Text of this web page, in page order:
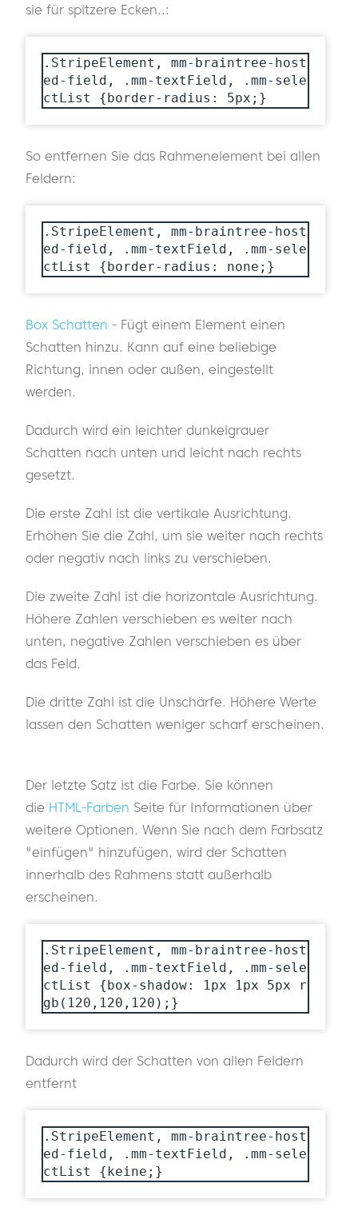
sie für spitzere Ecken..:
.StripeElement, mm-braintree-host
ed-field, .mm-textField, .mm-sele
ctList {border-radius: 5px;}
So entfernen Sie das Rahmenelement bei allen
Feldern:
.StripeElement, mm-braintree-host
ed-field, .mm-textField, .mm-sele
ctList {border-radius: none;}
Box Schatten - Fügt einem Element einen
Schatten hinzu. Kann auf eine beliebige
Richtung, innen oder außen, eingestellt
werden.
Dadurch wird ein leichter dunkelgrauer
Schatten nach unten und leicht nach rechts
gesetzt.
Die erste Zahl ist die vertikale Ausrichtung.
Erhöhen Sie die Zahl, um sie weiter nach rechts
oder negativ nach links zu verschieben.
Die zweite Zahl ist die horizontale Ausrichtung.
Höhere Zahlen verschieben es weiter nach
unten, negative Zahlen verschieben es über
das Feld.
Die dritte Zahl ist die Unschärfe. Höhere Werte
lassen den Schatten weniger scharf erscheinen.
Der letzte Satz ist die Farbe. Sie können
die HTML-Farben Seite für Informationen über
weitere Optionen. Wenn Sie nach dem Farbsatz
"einfügen" hinzufügen, wird der Schatten
innerhalb des Rahmens statt außerhalb
erscheinen.
.StripeElement, mm-braintree-host
ed-field, .mm-textField, .mm-sele
ctList {box-shadow: 1px 1px 5px r
gb(120,120,120);}
Dadurch wird der Schatten von allen Feldern
entfernt
.StripeElement, mm-braintree-host
ed-field, .mm-textField, .mm-sele
ctList {keine;}